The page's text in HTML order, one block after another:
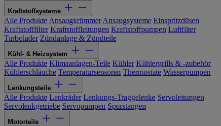
Kraftstoffsysteme
Alle Produkte Ansaugkrümmer Ansaugsysteme Einspritzdüsen
Kraftstofffilter Kraftstoffleitungen Kraftstoffpumpen Luftfilter
Turbolader Zündanlage & Zündteile
Kühl- & Heizsystem
Alle Produkte Klimaanlagen-Teile Kühler Kühlergrills & -zubehör
Kühlerschläuche Temperatursensoren Thermostate Wasserpumpen
Lenkungsteile
Alle Produkte Lenkräder Lenkungs-Traggelenke Servoleitungen
Servolenkgetriebe Servopumpen Spurstangen
Motorteile